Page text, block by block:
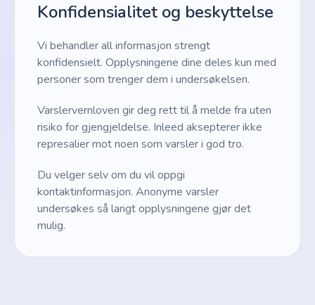
Konfidensialitet og beskyttelse
Vi behandler all informasjon strengt
konfidensielt. Opplysningene dine deles kun med
personer som trenger dem i undersøkelsen.
Varslervernloven gir deg rett til å melde fra uten
risiko for gjengjeldelse. Inleed aksepterer ikke
represalier mot noen som varsler i god tro.
Du velger selv om du vil oppgi
kontaktinformasjon. Anonyme varsler
undersøkes så langt opplysningene gjør det
mulig.